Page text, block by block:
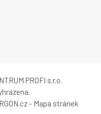
PROFI s.r.o.
- Mapa stránek